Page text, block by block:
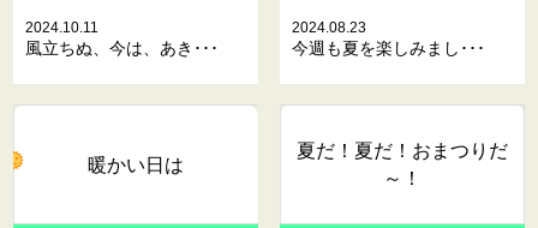
2024.10.11
風立ちぬ、今は、あき･･･
2024.08.23
今週も夏を楽しみまし･･･
暖かい日は
夏だ！夏だ！おまつりだ
～！